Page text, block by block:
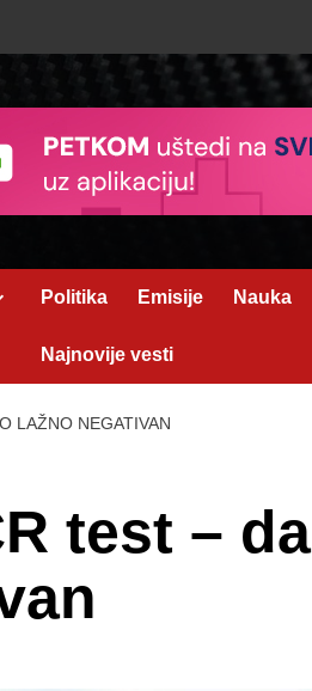
Politika Emisije Nauka
Najnovije vesti
LAŽNO NEGATIVAN
test – da